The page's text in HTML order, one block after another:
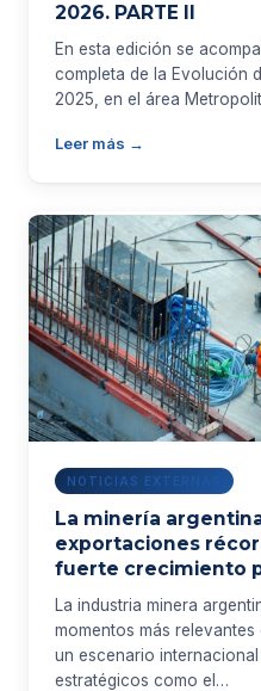
2026. PARTE II
En esta edición se
completa de la Evolución
2025, en el área
Leer más →
NOTICIAS EXTERNAS
La minería
exportaciones
fuerte crecimiento
La industria minera
momentos más
un escenario
estratégicos como el…